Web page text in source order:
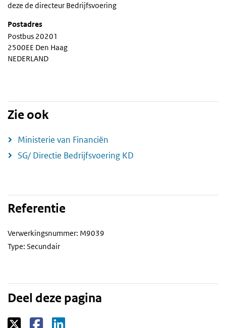
deze de directeur Bedrijfsvoering
Postadres
Postbus 20201
2500EE Den Haag
NEDERLAND
Zie ook
Ministerie van Financiën
SG/ Directie Bedrijfsvoering KD
Referentie
Verwerkingsnummer: M9039
Type: Secundair
Deel deze pagina